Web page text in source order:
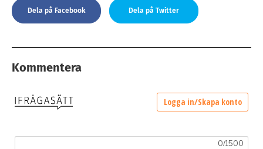
Dela på Facebook Dela på Twitter
Kommentera